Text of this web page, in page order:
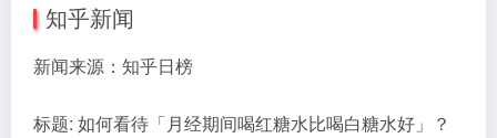
知乎新闻
新闻来源：知乎日榜
标题: 如何看待「月经期间喝红糖水比喝白糖水好」？